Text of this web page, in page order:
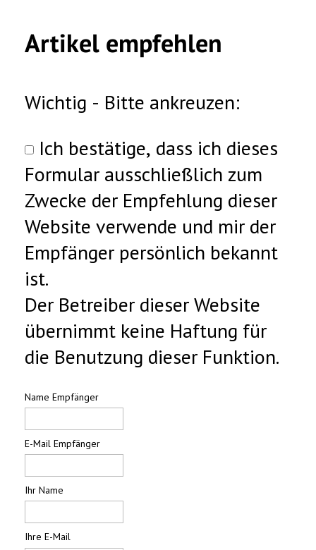
Artikel empfehlen
Wichtig - Bitte ankreuzen:
Ich bestätige, dass ich dieses
Formular ausschließlich zum
Zwecke der Empfehlung dieser
Website verwende und mir der
Empfänger persönlich bekannt
ist.
Der Betreiber dieser Website
übernimmt keine Haftung für
die Benutzung dieser Funktion.
Name Empfänger
E-Mail Empfänger
Ihr Name
Ihre E-Mail